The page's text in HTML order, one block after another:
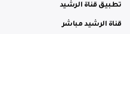
تطبيق قناة الرشيد
قناة الرشيد مباشر